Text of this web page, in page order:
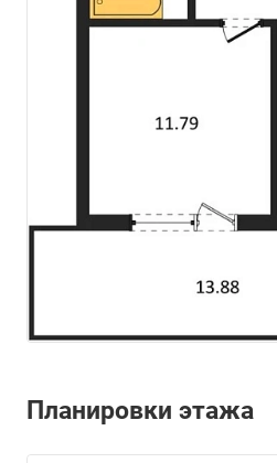
Планировки этажа